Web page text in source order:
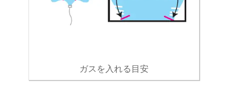
ガスを入れる目安